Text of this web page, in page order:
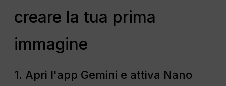
creare la tua prima
immagine
1. Apri l'app Gemini e attiva Nano